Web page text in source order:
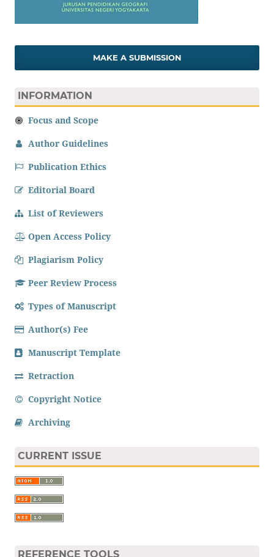
MAKE A SUBMISSION
INFORMATION
Focus and Scope
Author Guidelines
Publication Ethics
Editorial Board
List of Reviewers
Open Access Policy
Plagiarism Policy
Peer Review Process
Types of Manuscript
Author(s) Fee
Manuscript Template
Retraction
Copyright Notice
Archiving
CURRENT ISSUE
REFERENCE TOOLS